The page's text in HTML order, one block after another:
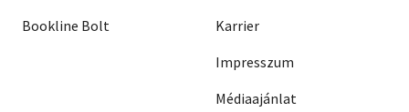
Bookline Bolt
Karrier
Impresszum
Médiaajánlat